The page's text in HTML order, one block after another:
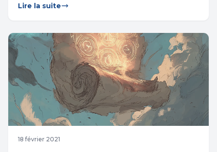
Lire la suite
18 février 2021